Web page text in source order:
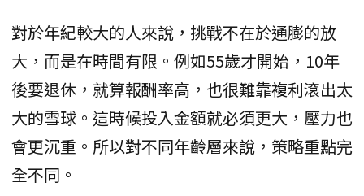
對於年紀較大的人來說，挑戰不在於通膨的放
大，而是在時間有限。例如55歲才開始，10年
後要退休，就算報酬率高，也很難靠複利滾出太
大的雪球。這時候投入金額就必須更大，壓力也
會更沉重。所以對不同年齡層來說，策略重點完
全不同。